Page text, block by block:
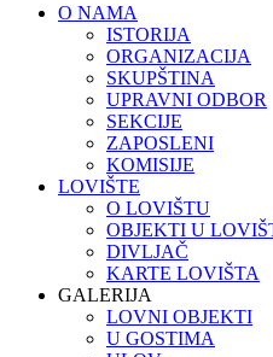
O NAMA
ISTORIJA
ORGANIZACIJA
SKUPŠTINA
UPRAVNI ODBOR
SEKCIJE
ZAPOSLENI
KOMISIJE
LOVIŠTE
O LOVIŠTU
OBJEKTI U
DIVLJAČ
KARTE LOVIŠTA
GALERIJA
LOVNI OBJEKTI
U GOSTIMA